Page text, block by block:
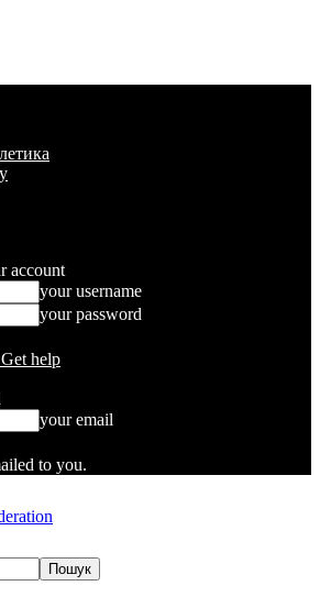
account
your username
your password
help
your email
to you.